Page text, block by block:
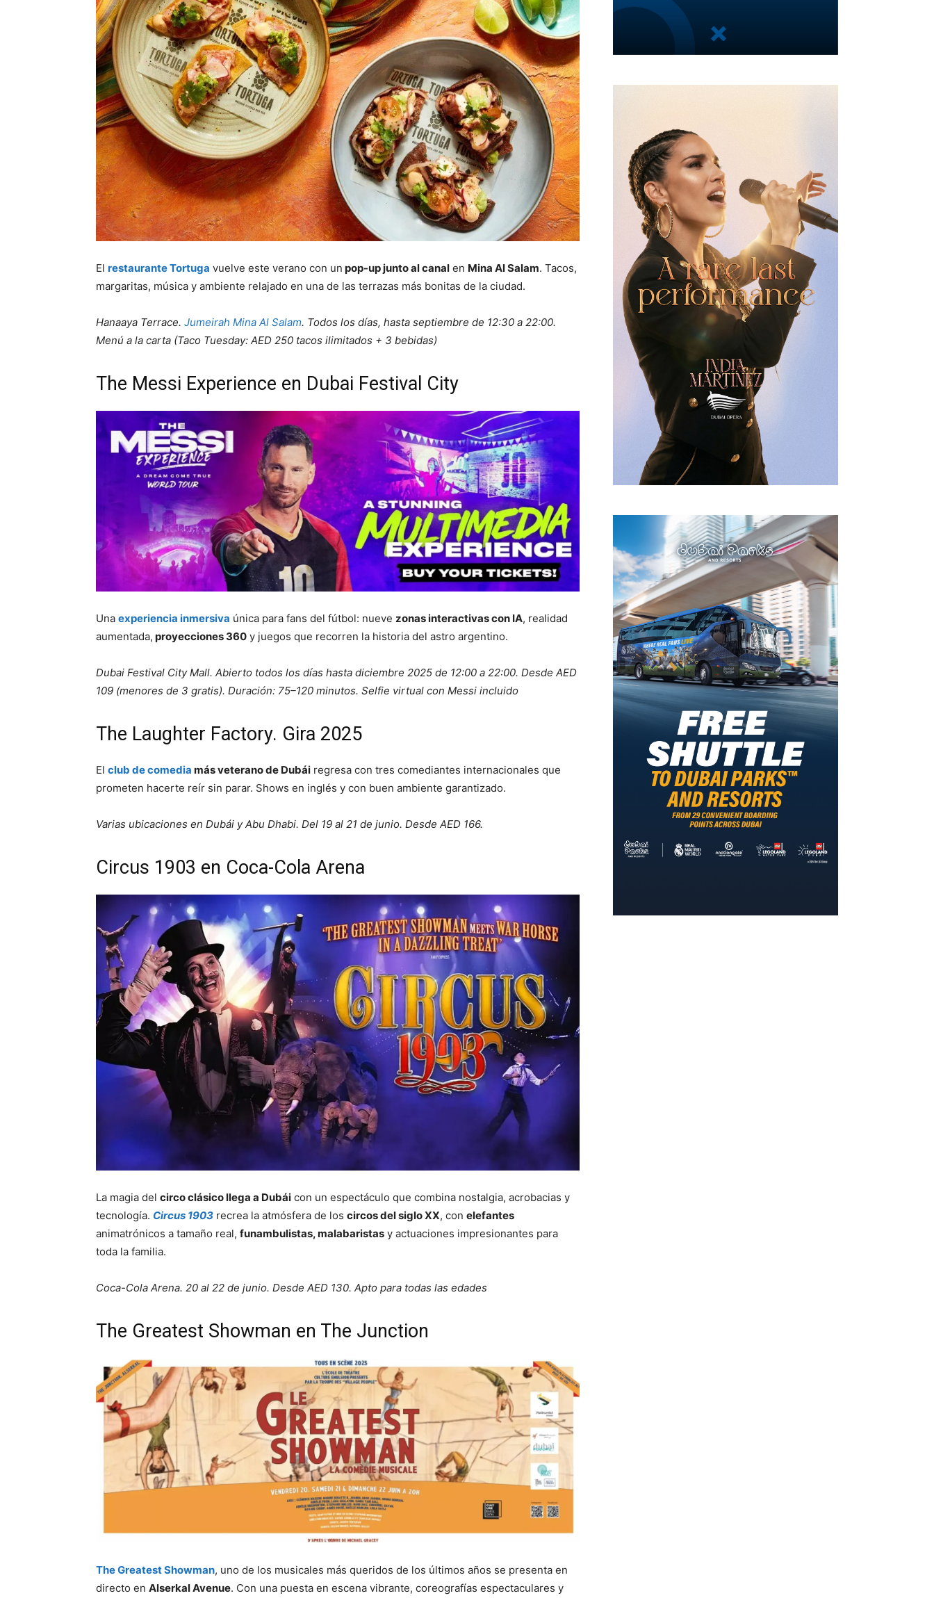
El restaurante Tortuga vuelve este verano con un pop-up junto al canal en Mina Al Salam. Tacos,
margaritas, música y ambiente relajado en una de las terrazas más bonitas de la ciudad.
Hanaaya Terrace. Jumeirah Mina Al Salam. Todos los días, hasta septiembre de 12:30 a 22:00.
Menú a la carta (Taco Tuesday: AED 250 tacos ilimitados + 3 bebidas)
The Messi Experience en Dubai Festival City
Una experiencia inmersiva única para fans del fútbol: nueve zonas interactivas con IA, realidad
aumentada, proyecciones 360 y juegos que recorren la historia del astro argentino.
Dubai Festival City Mall. Abierto todos los días hasta diciembre 2025 de 12:00 a 22:00. Desde AED
109 (menores de 3 gratis). Duración: 75–120 minutos. Selfie virtual con Messi incluido
The Laughter Factory. Gira 2025
El club de comedia más veterano de Dubái regresa con tres comediantes internacionales que
prometen hacerte reír sin parar. Shows en inglés y con buen ambiente garantizado.
Varias ubicaciones en Dubái y Abu Dhabi. Del 19 al 21 de junio. Desde AED 166.
Circus 1903 en Coca-Cola Arena
La magia del circo clásico llega a Dubái con un espectáculo que combina nostalgia, acrobacias y
tecnología. Circus 1903 recrea la atmósfera de los circos del siglo XX, con elefantes
animatrónicos a tamaño real, funambulistas, malabaristas y actuaciones impresionantes para
toda la familia.
Coca-Cola Arena. 20 al 22 de junio. Desde AED 130. Apto para todas las edades
The Greatest Showman en The Junction
The Greatest Showman, uno de los musicales más queridos de los últimos años se presenta en
directo en Alserkal Avenue. Con una puesta en escena vibrante, coreografías espectaculares y